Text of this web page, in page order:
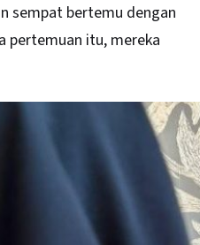
sempat bertemu dengan
pertemuan itu, mereka